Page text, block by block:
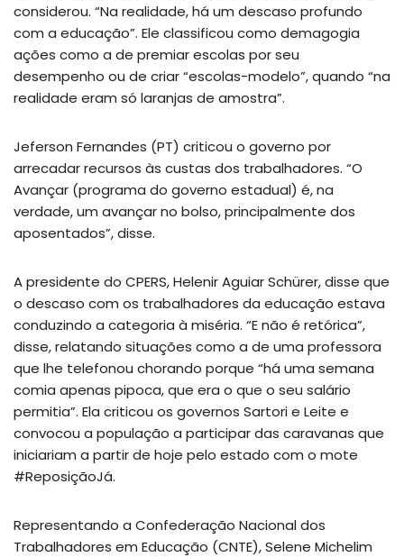
considerou. “Na realidade, há um descaso profundo
com a educação”. Ele classificou como demagogia
ações como a de premiar escolas por seu
desempenho ou de criar “escolas-modelo”, quando “na
realidade eram só laranjas de amostra”.
Jeferson Fernandes (PT) criticou o governo por
arrecadar recursos às custas dos trabalhadores. “O
Avançar (programa do governo estadual) é, na
verdade, um avançar no bolso, principalmente dos
aposentados”, disse.
A presidente do CPERS, Helenir Aguiar Schürer, disse que
o descaso com os trabalhadores da educação estava
conduzindo a categoria à miséria. “E não é retórica”,
disse, relatando situações como a de uma professora
que lhe telefonou chorando porque “há uma semana
comia apenas pipoca, que era o que o seu salário
permitia”. Ela criticou os governos Sartori e Leite e
convocou a população a participar das caravanas que
iniciariam a partir de hoje pelo estado com o mote
#ReposiçãoJá.
Representando a Confederação Nacional dos
Trabalhadores em Educação (CNTE), Selene Michelim